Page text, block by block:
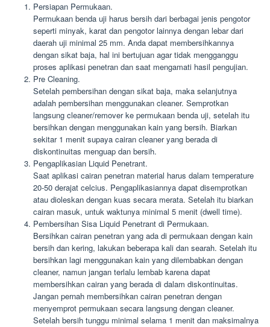
Persiapan Permukaan.
Permukaan benda uji harus bersih dari berbagai jenis pengotor
seperti minyak, karat dan pengotor lainnya dengan lebar dari
daerah uji minimal 25 mm. Anda dapat membersihkannya
dengan sikat baja, hal ini bertujuan agar tidak mengganggu
proses aplikasi penetran dan saat mengamati hasil pengujian.
Pre Cleaning.
Setelah pembersihan dengan sikat baja, maka selanjutnya
adalah pembersihan menggunakan cleaner. Semprotkan
langsung cleaner/remover ke permukaan benda uji, setelah itu
bersihkan dengan menggunakan kain yang bersih. Biarkan
sekitar 1 menit supaya cairan cleaner yang berada di
diskontinuitas menguap dan bersih.
Pengaplikasian Liquid Penetrant.
Saat aplikasi cairan penetran material harus dalam temperature
20-50 derajat celcius. Pengaplikasiannya dapat disemprotkan
atau dioleskan dengan kuas secara merata. Setelah itu biarkan
cairan masuk, untuk waktunya minimal 5 menit (dwell time).
Pembersihan Sisa Liquid Penetrant di Permukaan.
Bersihkan cairan penetran yang ada di permukaan dengan kain
bersih dan kering, lakukan beberapa kali dan searah. Setelah itu
bersihkan lagi menggunakan kain yang dilembabkan dengan
cleaner, namun jangan terlalu lembab karena dapat
membersihkan cairan yang berada di dalam diskontinuitas.
Jangan pernah membersihkan cairan penetran dengan
menyemprot permukaan secara langsung dengan cleaner.
Setelah bersih tunggu minimal selama 1 menit dan maksimalnya